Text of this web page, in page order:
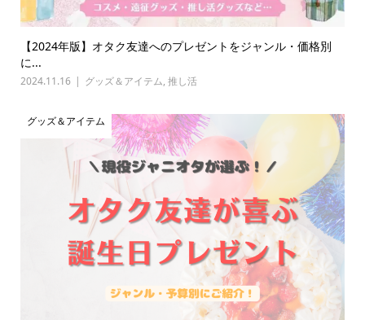
【2024年版】オタク友達へのプレゼントをジャンル・価格別
に...
2024.11.16 グッズ＆アイテム, 推し活
グッズ＆アイテム